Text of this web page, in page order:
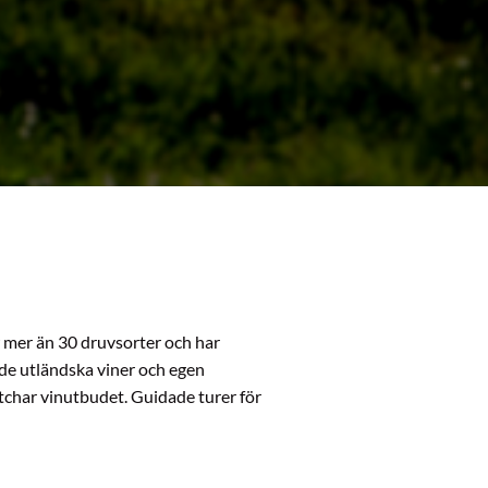
än 30 druvsorter och har
utländska viner och egen
vinutbudet. Guidade turer för